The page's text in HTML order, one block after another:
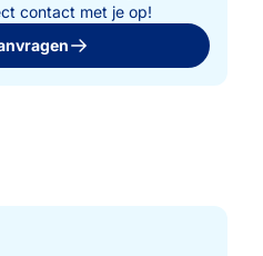
contact met je op!